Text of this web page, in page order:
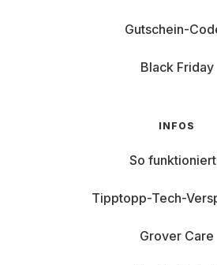
Gutschein-
Black Friday
INFOS
So
Tipptopp-Tech-
Grover Care